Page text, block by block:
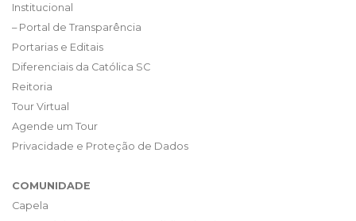
Institucional
– Portal de Transparência
Portarias e Editais
Diferenciais da Católica SC
Reitoria
Tour Virtual
Agende um Tour
Privacidade e Proteção de Dados
COMUNIDADE
Capela